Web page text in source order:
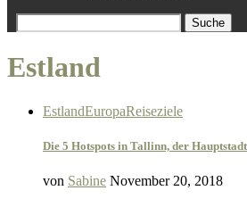
Suche
Estland
EstlandEuropaReiseziele
Die 5 Hotspots in Tallinn, der
von Sabine November 20, 2018